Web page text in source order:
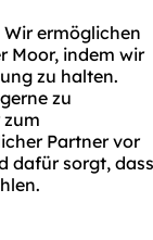
ermöglichen
Moor, indem wir
zu halten.
zu
Partner vor
dafür sorgt, dass